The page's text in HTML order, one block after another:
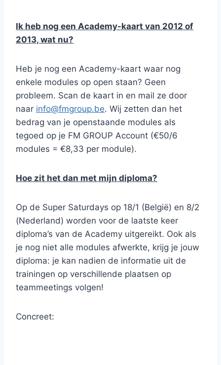
Ik heb nog een Academy-kaart van 2012 of
2013, wat nu?
Heb je nog een Academy-kaart waar nog
enkele modules op open staan? Geen
probleem. Scan de kaart in en mail ze door
naar info@fmgroup.be. Wij zetten dan het
bedrag van je openstaande modules als
tegoed op je FM GROUP Account (€50/6
modules = €8,33 per module).
Hoe zit het dan met mijn diploma?
Op de Super Saturdays op 18/1 (België) en 8/2
(Nederland) worden voor de laatste keer
diploma’s van de Academy uitgereikt. Ook als
je nog niet alle modules afwerkte, krijg je jouw
diploma: je kan nadien de informatie uit de
trainingen op verschillende plaatsen op
teammeetings volgen!
Concreet: